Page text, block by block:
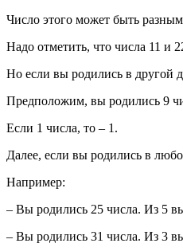
Число этого может быть
Надо отметить, что числа 11 и
Но если вы родились в другой
Предположим, вы родились 9
Если 1 числа, то – 1.
Далее, если вы родились в
Например:
– Вы родились 25 числа. Из 5
– Вы родились 31 числа. Из 3